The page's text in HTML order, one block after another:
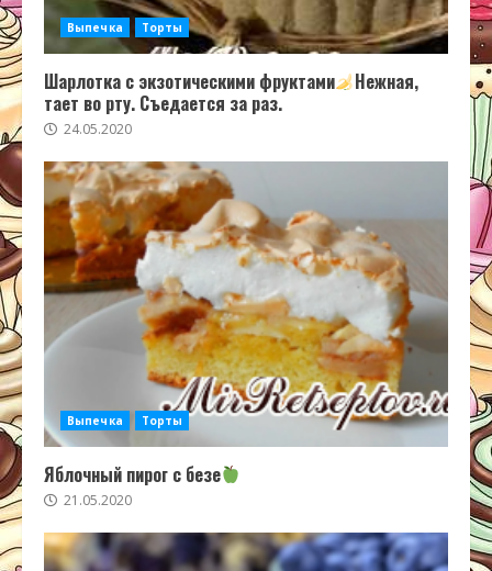
Выпечка Торты
Шарлотка с экзотическими фруктами
Нежная,
тает во рту. Съедается за раз.
24.05.2020
Выпечка Торты
Яблочный пирог с безе
21.05.2020